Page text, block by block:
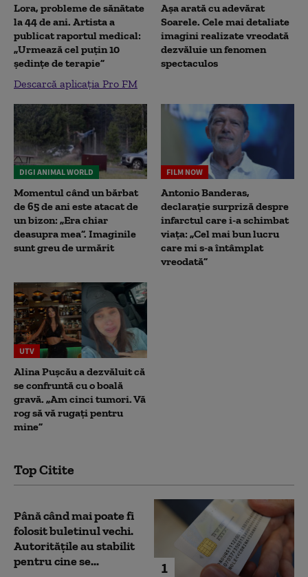
Lora, probleme de sănătate
la 44 de ani. Artista a
publicat raportul medical:
„Urmează cel puțin 10
ședințe de terapie”
Descarcă aplicația Pro FM
Așa arată cu adevărat
Soarele. Cele mai detaliate
imagini realizate vreodată
dezvăluie un fenomen
spectaculos
DIGI ANIMAL WORLD
Momentul când un bărbat
de 65 de ani este atacat de
un bizon: „Era chiar
deasupra mea”. Imaginile
sunt greu de urmărit
FILM NOW
Antonio Banderas,
declarație surpriză despre
infarctul care i-a schimbat
viața: „Cel mai bun lucru
care mi s-a întâmplat
vreodată”
UTV
Alina Pușcău a dezvăluit că
se confruntă cu o boală
gravă. „Am cinci tumori. Vă
rog să vă rugați pentru
mine”
Top Citite
1
Până când mai poate fi
folosit buletinul vechi.
Autoritățile au stabilit
pentru cine se...